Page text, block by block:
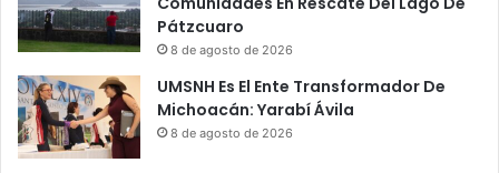
Pátzcuaro
8 de agosto de 2026
UMSNH Es El Ente Transformador De
Michoacán: Yarabí Ávila
8 de agosto de 2026